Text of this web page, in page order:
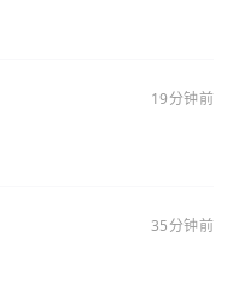
19分钟前
35分钟前